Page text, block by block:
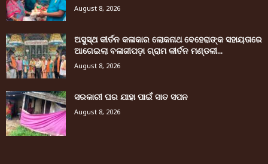
August 8, 2026
ଅସୁସ୍ଥ କୀର୍ତନ କଳାକାର ଲୋକନାଥ ବେହେରାଙ୍କ ସହାୟତାରେ
ଆଗେଇଲା ବଳାଜୀପଡ଼ା ଗ୍ରାମ କୀର୍ତନ ମଣ୍ଡଳୀ...
August 8, 2026
ସରକାରୀ ଘର ଯାହା ପାଇଁ ସାତ ସପନ
August 8, 2026